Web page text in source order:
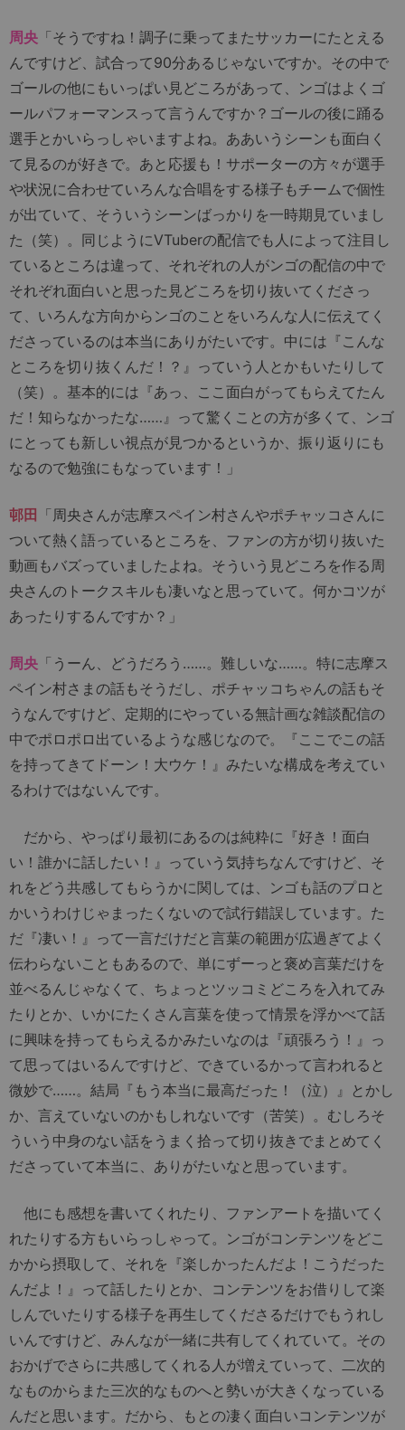
周央 「そうですね！調子に乗ってまたサッカーにたとえる
んですけど、試合って90分あるじゃないですか。その中で
ゴールの他にもいっぱい見どころがあって、ンゴはよくゴ
ールパフォーマンスって言うんですか？ゴールの後に踊る
選手とかいらっしゃいますよね。ああいうシーンも面白く
て見るのが好きで。あと応援も！サポーターの方々が選手
や状況に合わせていろんな合唱をする様子もチームで個性
が出ていて、そういうシーンばっかりを一時期見ていまし
た（笑）。同じようにVTuberの配信でも人によって注目し
ているところは違って、それぞれの人がンゴの配信の中で
それぞれ面白いと思った見どころを切り抜いてくださっ
て、いろんな方向からンゴのことをいろんな人に伝えてく
ださっているのは本当にありがたいです。中には『こんな
ところを切り抜くんだ！？』っていう人とかもいたりして
（笑）。基本的には『あっ、ここ面白がってもらえてたん
だ！知らなかったな……』って驚くことの方が多くて、ンゴ
にとっても新しい視点が見つかるというか、振り返りにも
なるので勉強にもなっています！」
邨田 「周央さんが志摩スペイン村さんやポチャッコさんに
ついて熱く語っているところを、ファンの方が切り抜いた
動画もバズっていましたよね。そういう見どころを作る周
央さんのトークスキルも凄いなと思っていて。何かコツが
あったりするんですか？」
周央 「うーん、どうだろう……。難しいな……。特に志摩ス
ペイン村さまの話もそうだし、ポチャッコちゃんの話もそ
うなんですけど、定期的にやっている無計画な雑談配信の
中でポロポロ出ているような感じなので。『ここでこの話
を持ってきてドーン！大ウケ！』みたいな構成を考えてい
るわけではないんです。
だから、やっぱり最初にあるのは純粋に『好き！面白
い！誰かに話したい！』っていう気持ちなんですけど、そ
れをどう共感してもらうかに関しては、ンゴも話のプロと
かいうわけじゃまったくないので試行錯誤しています。た
だ『凄い！』って一言だけだと言葉の範囲が広過ぎてよく
伝わらないこともあるので、単にずーっと褒め言葉だけを
並べるんじゃなくて、ちょっとツッコミどころを入れてみ
たりとか、いかにたくさん言葉を使って情景を浮かべて話
に興味を持ってもらえるかみたいなのは『頑張ろう！』っ
て思ってはいるんですけど、できているかって言われると
微妙で……。結局『もう本当に最高だった！（泣）』とかし
か、言えていないのかもしれないです（苦笑）。むしろそ
ういう中身のない話をうまく拾って切り抜きでまとめてく
ださっていて本当に、ありがたいなと思っています。
他にも感想を書いてくれたり、ファンアートを描いてく
れたりする方もいらっしゃって。ンゴがコンテンツをどこ
かから摂取して、それを『楽しかったんだよ！こうだった
んだよ！』って話したりとか、コンテンツをお借りして楽
しんでいたりする様子を再生してくださるだけでもうれし
いんですけど、みんなが一緒に共有してくれていて。その
おかげでさらに共感してくれる人が増えていって、二次的
なものからまた三次的なものへと勢いが大きくなっている
んだと思います。だから、もとの凄く面白いコンテンツが